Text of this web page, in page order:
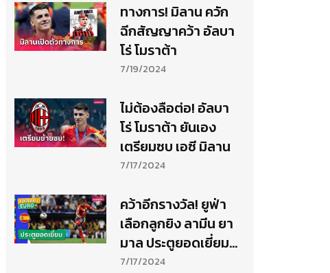
ทางการ! มิลาน ควัก
ฉีกสัญญาคว้า อัลบา
โร่ โมราต้า
7/19/2024
ไม่ต้องลือต่อ! อัลบา
โร่ โมราต้า ยันเอง
เตรียมซบ เอซี มิลาน
7/17/2024
คว้าอีกรางวัล! ยูฟ่า
เลือกลูกยิง ลามีน ยา
มาล ประตูยอดเยี่ยม
ยูโร 2024
7/17/2024